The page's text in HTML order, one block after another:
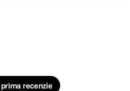
recenzie